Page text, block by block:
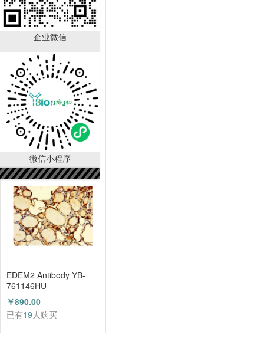
企业微信
微信小程序
GALNT12 Antibody YB-
714224HU
￥890.00
人购买
EDEM2 Antibody YB-
761146HU
￥890.00
已有19人购买